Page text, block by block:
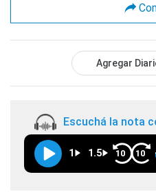
Agregar
Escuchá la nota
1 1.5 10 10